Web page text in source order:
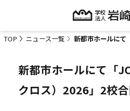
TOP ニュース一覧 新都市ホールにて
新都市ホールにて「
クロス）2026」2校